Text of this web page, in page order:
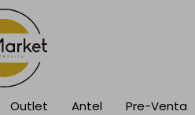
Outlet Antel Pre-Venta